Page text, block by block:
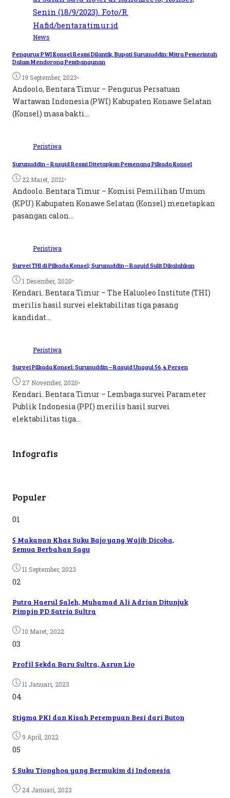
News
Pengurus PWI Konsel Resmi Dilantik, Bupati Surunuddin: Mitra Pemerintah
Dalam Mendorong Pembangunan
19 September, 2023•
Andoolo, Bentara Timur – Pengurus Persatuan
Wartawan Indonesia (PWI) Kabupaten Konawe Selatan
(Konsel) masa bakti...
Peristiwa
Surunuddin – Rasyid Resmi Ditetapkan Pemenang Pilkada Konsel
22 Maret, 2021•
Andoolo. Bentara Timur – Komisi Pemilihan Umum
(KPU) Kabupaten Konawe Selatan (Konsel) menetapkan
pasangan calon...
Peristiwa
Survei THI di Pilkada Konsel; Surunuddin – Rasyid Sulit Dikalahkan
1 Desember, 2020•
Kendari. Bentara Timur – The Haluoleo Institute (THI)
merilis hasil survei elektabilitas tiga pasang
kandidat...
Peristiwa
Survei Pilkada Konsel: Surunuddin – Rasyid Unggul 56,4 Persen
27 November, 2020•
Kendari. Bentara Timur – Lembaga survei Parameter
Publik Indonesia (PPI) merilis hasil survei
elektabilitas tiga...
Infografis
Populer
01
5 Makanan Khas Suku Bajo yang Wajib Dicoba,
Semua Berbahan Sagu
11 September, 2023
02
Putra Haerul Saleh, Muhamad Ali Adrian Ditunjuk
Pimpin PD Satria Sultra
10 Maret, 2022
03
Profil Sekda Baru Sultra, Asrun Lio
11 Januari, 2023
04
Stigma PKI dan Kisah Perempuan Besi dari Buton
9 April, 2022
05
5 Suku Tionghoa yang Bermukim di Indonesia
24 Januari, 2023